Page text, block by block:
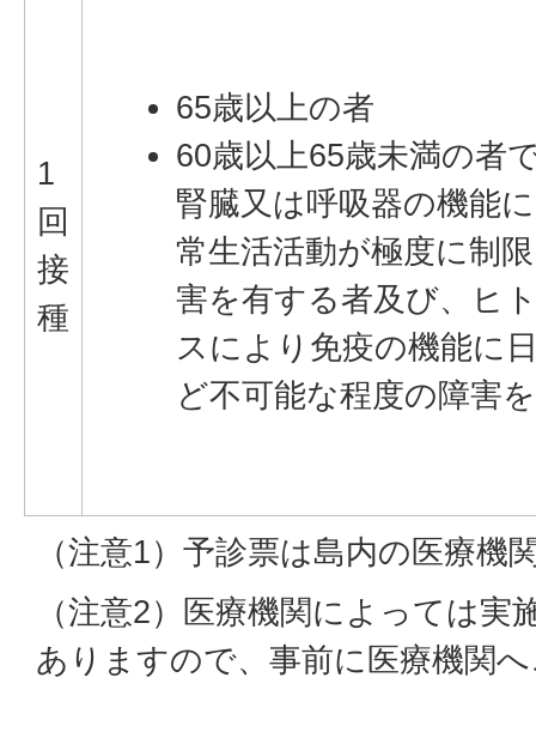
1
回
接
種
65歳以上の者
60歳以上65歳未満の者
腎臓又は呼吸器の機能
常生活活動が極度に制
害を有する者及び、ヒ
スにより免疫の機能に
ど不可能な程度の障害
（注意1）予診票は島内の医療機
（注意2）医療機関によっては実
ありますので、事前に医療機関